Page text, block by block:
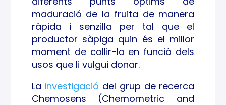
ls
maduració de la fruita de manera
ràpida i senzilla per tal que el
productor sàpiga quin és el millor
moment de collir-la en funció dels
usos que li vulgui donar.
La investigació del grup de recerca
Chemosens (Chemometric and